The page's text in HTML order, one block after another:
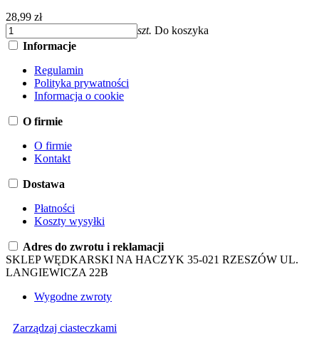
28,99 zł
szt. Do koszyka
Informacje
Regulamin
Polityka prywatności
Informacja o cookie
O firmie
O firmie
Kontakt
Dostawa
Płatności
Koszty wysyłki
Adres do zwrotu i reklamacji
SKLEP WĘDKARSKI NA HACZYK 35-021 RZESZÓW UL.
LANGIEWICZA 22B
Wygodne zwroty
Zarządzaj ciasteczkami